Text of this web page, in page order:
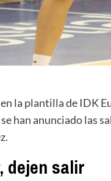
la plantilla de IDK
han anunciado las
dejen salir